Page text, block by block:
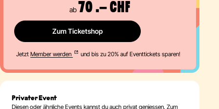
ab70 .– CHF
Zum Ticketshop
Jetzt Member werden und bis zu 20% auf Eventtickets sparen!
Privater Event
Diesen oder ähnliche Events kannst du auch privat geniessen. Zum